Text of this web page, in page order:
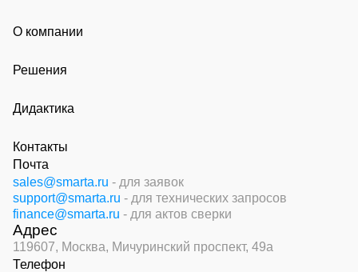
О компании
Решения
Дидактика
Контакты
Почта
sales@smarta.ru - для заявок
support@smarta.ru - для технических запросов
finance@smarta.ru - для актов сверки
Адрес
119607, Москва, Мичуринский проспект, 49а
Телефон